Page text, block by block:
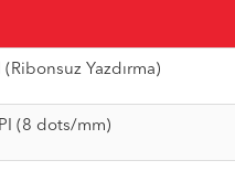
Yazdırma)
(8 dots/mm)